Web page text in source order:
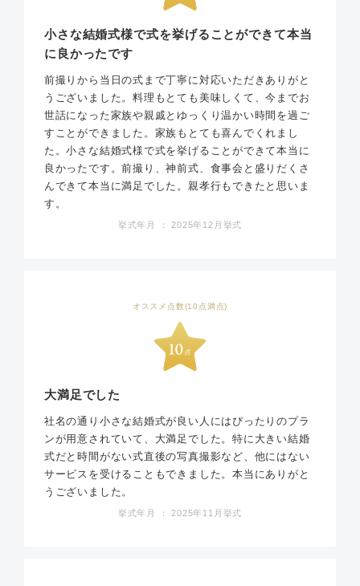
小さな結婚式様で式を挙げることができて本当
に良かったです
前撮りから当日の式まで丁寧に対応いただきありがと
うございました。料理もとても美味しくて、今までお
世話になった家族や親戚とゆっくり温かい時間を過ご
すことができました。家族もとても喜んでくれまし
た。小さな結婚式様で式を挙げることができて本当に
良かったです。前撮り、神前式、食事会と盛りだくさ
んできて本当に満足でした。親孝行もできたと思いま
す。
挙式年月 ： 2025年12月挙式
オススメ点数(10点満点)
大満足でした
社名の通り小さな結婚式が良い人にはぴったりのプラ
ンが用意されていて、大満足でした。特に大きい結婚
式だと時間がない式直後の写真撮影など、他にはない
サービスを受けることもできました。本当にありがと
うございました。
挙式年月 ： 2025年11月挙式